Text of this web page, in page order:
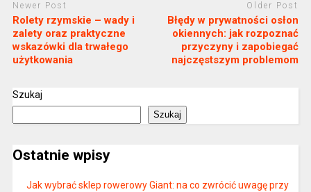
Newer Post
Rolety rzymskie – wady i
zalety oraz praktyczne
wskazówki dla trwałego
użytkowania
Older Post
Błędy w prywatności osłon
okiennych: jak rozpoznać
przyczyny i zapobiegać
najczęstszym problemom
Szukaj
Szukaj
Ostatnie wpisy
Jak wybrać sklep rowerowy Giant: na co zwrócić uwagę przy